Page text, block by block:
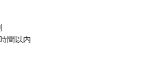
間以内